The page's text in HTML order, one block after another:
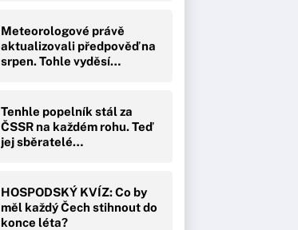
Meteorologové právě
aktualizovali předpověď na
srpen. Tohle vyděsí…
Tenhle popelník stál za
ČSSR na každém rohu. Teď
jej sběratelé…
HOSPODSKÝ KVÍZ: Co by
měl každý Čech stihnout do
konce léta?